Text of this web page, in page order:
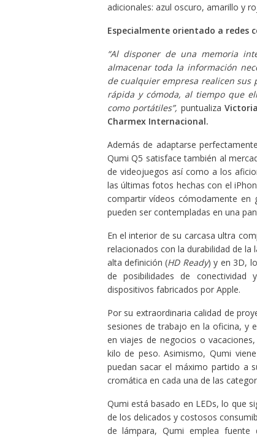
adicionales: azul oscuro, amarillo y
Especialmente orientado a redes
“Al disponer de una memoria
almacenar toda la información
de cualquier empresa realicen sus
rápida y cómoda, al tiempo que
como portátiles”, puntualiza
Charmex Internacional.
Además de adaptarse
Qumi Q5 satisface también al
de videojuegos así como a los
las últimas fotos hechas con el
compartir vídeos cómodamente en
pueden ser contempladas en una
En el interior de su carcasa ultra
relacionados con la durabilidad de
alta definición (HD Ready) y en 3D,
de posibilidades de
dispositivos fabricados por Apple.
Por su extraordinaria calidad de
sesiones de trabajo en la oficina, y
en viajes de negocios o
kilo de peso. Asimismo, Qumi
puedan sacar el máximo partido a
cromática en cada una de las
Qumi está basado en LEDs, lo que
de los delicados y costosos
de lámpara, Qumi emplea